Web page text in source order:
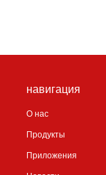
навигация
О нас
Продукты
Приложения